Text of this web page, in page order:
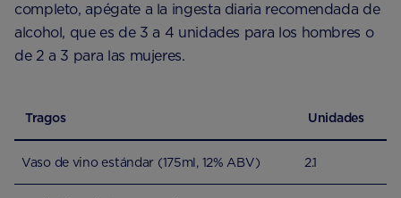
completo, apégate a la ingesta diaria recomendada de
alcohol, que es de 3 a 4 unidades para los hombres o
de 2 a 3 para las mujeres.
Tragos Unidades
Vaso de vino estándar (175ml, 12% ABV) 2.1